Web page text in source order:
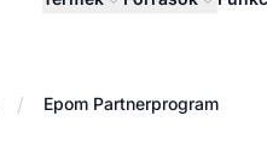
/ Epom Partnerprogram